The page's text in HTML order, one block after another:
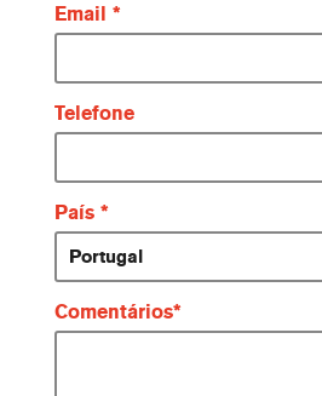
Email
Telefone
País
Portugal
Comentários